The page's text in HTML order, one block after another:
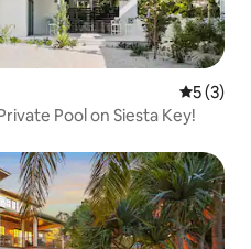
5 (3)
Pool on Siesta Key!